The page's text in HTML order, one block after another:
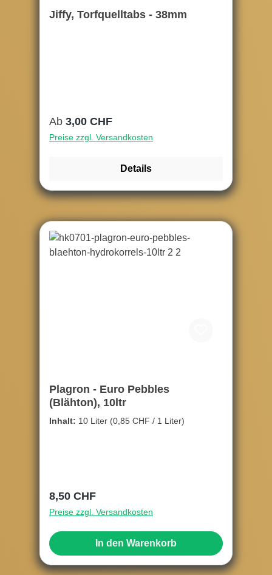
Jiffy, Torfquelltabs - 38mm
Regulärer Preis:
Ab 3,00 CHF
Preise zzgl. Versandkosten
Details
Plagron - Euro Pebbles
(Blähton), 10ltr
Inhalt: 10 Liter (0,85 CHF / 1 Liter)
Regulärer Preis:
8,50 CHF
Preise zzgl. Versandkosten
In den Warenkorb